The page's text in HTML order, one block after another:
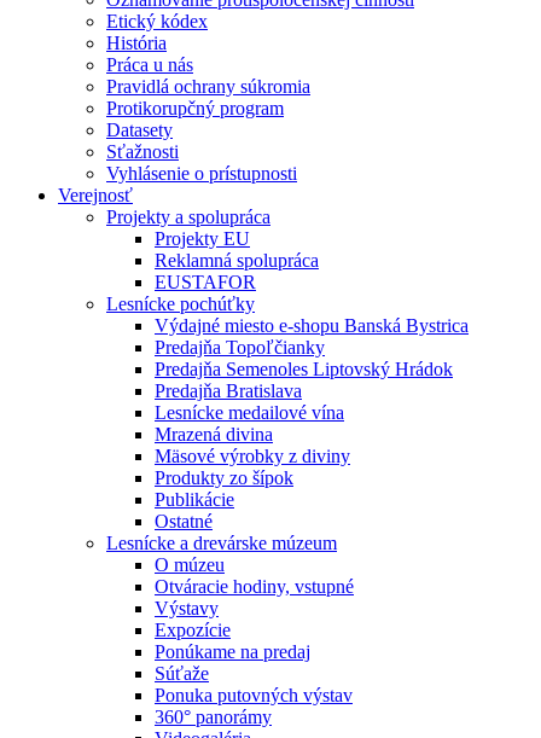
Etický kódex
História
Práca u nás
Pravidlá ochrany súkromia
Protikorupčný program
Datasety
Sťažnosti
Vyhlásenie o prístupnosti
Verejnosť
Projekty a spolupráca
Projekty EU
Reklamná spolupráca
EUSTAFOR
Lesnícke pochúťky
Výdajné miesto e-shopu Banská Bystrica
Predajňa Topoľčianky
Predajňa Semenoles Liptovský Hrádok
Predajňa Bratislava
Lesnícke medailové vína
Mrazená divina
Mäsové výrobky z diviny
Produkty zo šípok
Publikácie
Ostatné
Lesnícke a drevárske múzeum
O múzeu
Otváracie hodiny, vstupné
Výstavy
Expozície
Ponúkame na predaj
Súťaže
Ponuka putovných výstav
360° panorámy